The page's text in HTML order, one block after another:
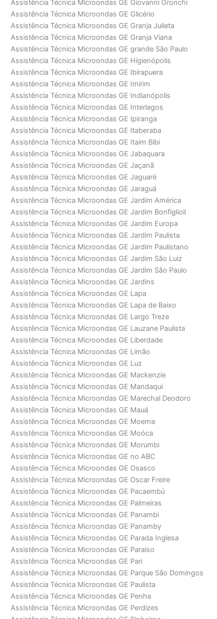
Assistência Técnica Microondas GE Giovanni Gronchi
Assistência Técnica Microondas GE Glicério
Assistência Técnica Microondas GE Granja Julieta
Assistência Técnica Microondas GE Granja Viana
Assistência Técnica Microondas GE grande São Paulo
Assistência Técnica Microondas GE Higienópolis
Assistência Técnica Microondas GE Ibirapuera
Assistência Técnica Microondas GE Imirim
Assistência Técnica Microondas GE Indianópolis
Assistência Técnica Microondas GE Interlagos
Assistência Técnica Microondas GE Ipiranga
Assistência Técnica Microondas GE Itaberaba
Assistência Técnica Microondas GE Itaim Bibi
Assistência Técnica Microondas GE Jabaquara
Assistência Técnica Microondas GE Jaçanã
Assistência Técnica Microondas GE Jaguaré
Assistência Técnica Microondas GE Jaraguá
Assistência Técnica Microondas GE Jardim América
Assistência Técnica Microondas GE Jardim Bonfiglioli
Assistência Técnica Microondas GE Jardim Europa
Assistência Técnica Microondas GE Jardim Paulista
Assistência Técnica Microondas GE Jardim Paulistano
Assistência Técnica Microondas GE Jardim São Luiz
Assistência Técnica Microondas GE Jardim São Paulo
Assistência Técnica Microondas GE Jardins
Assistência Técnica Microondas GE Lapa
Assistência Técnica Microondas GE Lapa de Baixo
Assistência Técnica Microondas GE Largo Treze
Assistência Técnica Microondas GE Lauzane Paulista
Assistência Técnica Microondas GE Liberdade
Assistência Técnica Microondas GE Limão
Assistência Técnica Microondas GE Luz
Assistência Técnica Microondas GE Mackenzie
Assistência Técnica Microondas GE Mandaqui
Assistência Técnica Microondas GE Marechal Deodoro
Assistência Técnica Microondas GE Mauá
Assistência Técnica Microondas GE Moema
Assistência Técnica Microondas GE Moóca
Assistência Técnica Microondas GE Morumbi
Assistência Técnica Microondas GE no ABC
Assistência Técnica Microondas GE Osasco
Assistência Técnica Microondas GE Oscar Freire
Assistência Técnica Microondas GE Pacaembú
Assistência Técnica Microondas GE Palmeiras
Assistência Técnica Microondas GE Panambi
Assistência Técnica Microondas GE Panamby
Assistência Técnica Microondas GE Parada Inglesa
Assistência Técnica Microondas GE Paraíso
Assistência Técnica Microondas GE Pari
Assistência Técnica Microondas GE Parque São Domingos
Assistência Técnica Microondas GE Paulista
Assistência Técnica Microondas GE Penha
Assistência Técnica Microondas GE Perdizes